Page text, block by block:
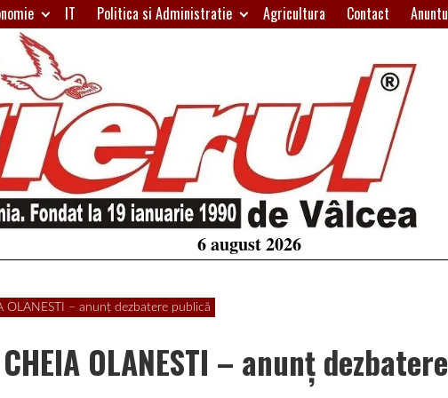
IT Politica si Administratie Agricultura Contact
6 august 2026
OLANESTI – anunț dezbatere publică
CHEIA OLANESTI – anunț dezbatere